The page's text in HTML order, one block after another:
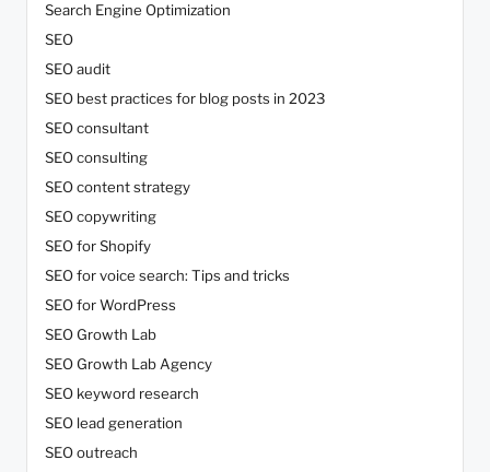
Search Engine Optimization
SEO
SEO audit
SEO best practices for blog posts in 2023
SEO consultant
SEO consulting
SEO content strategy
SEO copywriting
SEO for Shopify
SEO for voice search: Tips and tricks
SEO for WordPress
SEO Growth Lab
SEO Growth Lab Agency
SEO keyword research
SEO lead generation
SEO outreach